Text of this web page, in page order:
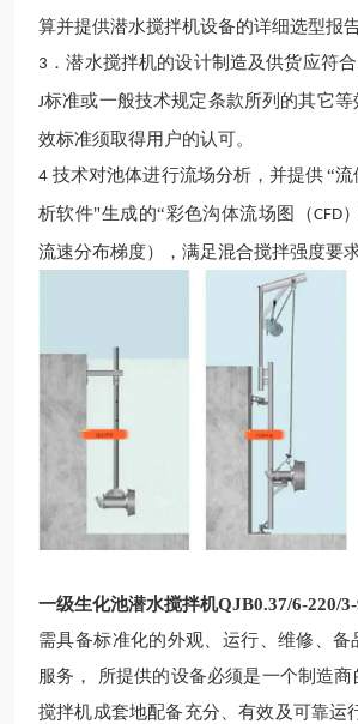
算并提供潜水搅拌机设备的详细选型报告
3 ．潜水搅拌机的设计制造及供货应符合
J标准或一般技术规定条款所列的其它
效标准须取得用户的认可。
4 技术对池体进行流场分析，并提供 “
析软件"生成的“彩色沟体流场图（CFD
流速分布梯度），满足混合搅拌强度要求
一级生化池潜水搅拌机QJB0.37/6-220/
需具备标准化的外观、运行、维修、备
服务，
所提供的设备必须是一个制造
搅拌机成套地配备充分、有效及可靠运